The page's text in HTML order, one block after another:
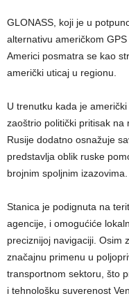
GLONASS, koji je u
alternativu američkom
Americi posmatra se kao
američki uticaj u regionu.
U trenutku kada je
zaoštrio politički pritisak na
Rusije dodatno osnažuje
predstavlja oblik ruske
brojnim spoljnim izazovima.
Stanica je podignuta na
agencije, i omogućiće
preciznijoj navigaciji. Osim
značajnu primenu u
transportnom sektoru, što
i tehnološku suverenost